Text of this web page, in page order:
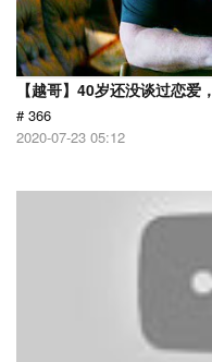
【越哥】40岁还没谈过恋爱
# 366
2020-07-23 05:12